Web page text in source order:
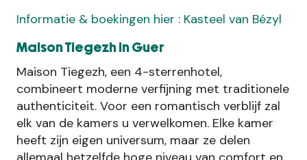
Informatie & boekingen hier : Kasteel van Bézyl
Maison Tiegezh in Guer
Maison Tiegezh, een 4-sterrenhotel,
combineert moderne verfijning met traditionele
authenticiteit. Voor een romantisch verblijf zal
elk van de kamers u verwelkomen. Elke kamer
heeft zijn eigen universum, maar ze delen